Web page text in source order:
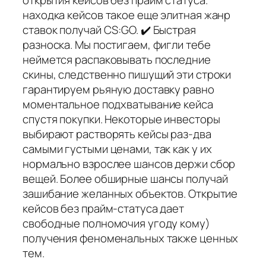
находка кейсов такое еще элитная жанр
ставок получай CS:GO. ✔️ Быстрая
разноска. Мы постигаем, фигли тебе
неймется распаковывать последние
скины, следственно пишущий эти строки
гарантируем рьяную доставку равно
моментальное подхватывание кейса
спустя покупки. Некоторые инвесторы
выбирают растворять кейсы раз-два
самыми густыми ценами, так как у их
нормально взрослее шансов держи сбор
вещей. Более обширные шансы получай
зашибание желанных объектов. Открытие
кейсов без прайм-статуса дает
свободные полномочия угоду кому)
получения феноменальных также ценных
тем.